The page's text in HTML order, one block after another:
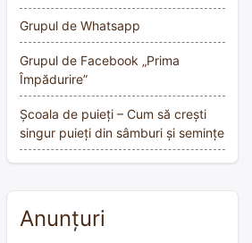
Grupul de Whatsapp
Grupul de Facebook „Prima
Împădurire”
Școala de puieți – Cum să crești
singur puieți din sâmburi și semințe
Anunțuri